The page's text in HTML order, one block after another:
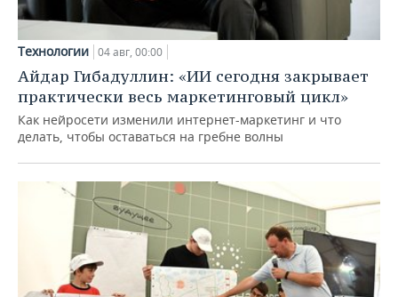
Технологии 04 авг, 00:00
Айдар Гибадуллин: «ИИ сегодня закрывает
практически весь маркетинговый цикл»
Как нейросети изменили интернет-маркетинг и что
делать, чтобы оставаться на гребне волны